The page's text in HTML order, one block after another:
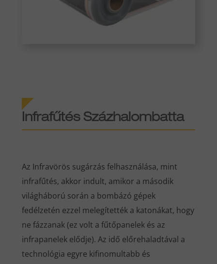
Infrafűtés Százhalombatta
Az Infravörös sugárzás felhasználása, mint
infrafűtés, akkor indult, amikor a második
világháború során a bombázó gépek
fedélzetén ezzel melegítették a katonákat, hogy
ne fázzanak (ez volt a fűtőpanelek és az
infrapanelek elődje). Az idő előrehaladtával a
technológia egyre kifinomultabb és